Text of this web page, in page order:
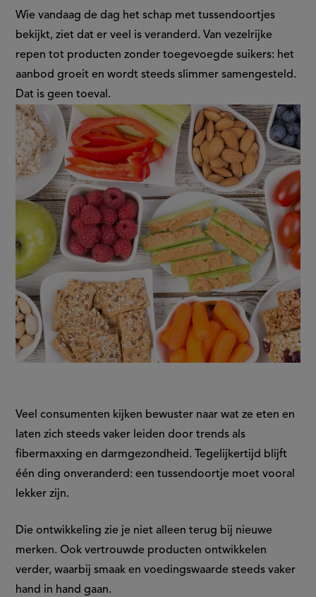
verschuiving
in
het
tussendoorschap
Wie vandaag de dag het schap met tussendoortjes
bekijkt, ziet dat er veel is veranderd. Van vezelrijke
repen tot producten zonder toegevoegde suikers: het
aanbod groeit en wordt steeds slimmer samengesteld.
Dat is geen toeval.
Veel consumenten kijken bewuster naar wat ze eten en
laten zich steeds vaker leiden door trends als
fibermaxxing en darmgezondheid. Tegelijkertijd blijft
één ding onveranderd: een tussendoortje moet vooral
lekker zijn.
Die ontwikkeling zie je niet alleen terug bij nieuwe
merken. Ook vertrouwde producten ontwikkelen
verder, waarbij smaak en voedingswaarde steeds vaker
hand in hand gaan.